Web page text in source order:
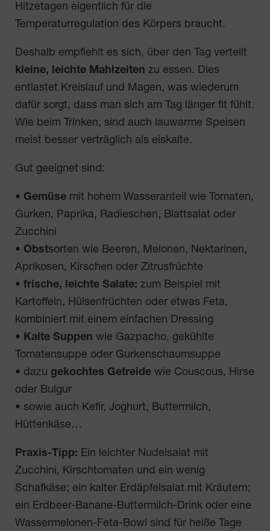
Hitzetagen eigentlich für die
Temperaturregulation des Körpers braucht.
Deshalb empfiehlt es sich, über den Tag verteilt
kleine, leichte Mahlzeiten zu essen. Dies
entlastet Kreislauf und Magen, was wiederum
dafür sorgt, dass man sich am Tag länger fit fühlt.
Wie beim Trinken, sind auch lauwarme Speisen
meist besser verträglich als eiskalte.
Gut geeignet sind:
• Gemüse mit hohem Wasseranteil wie Tomaten,
Gurken, Paprika, Radieschen, Blattsalat oder
Zucchini
• Obstsorten wie Beeren, Melonen, Nektarinen,
Aprikosen, Kirschen oder Zitrusfrüchte
• frische, leichte Salate: zum Beispiel mit
Kartoffeln, Hülsenfrüchten oder etwas Feta,
kombiniert mit einem einfachen Dressing
• Kalte Suppen wie Gazpacho, gekühlte
Tomatensuppe oder Gurkenschaumsuppe
• dazu gekochtes Getreide wie Couscous, Hirse
oder Bulgur
• sowie auch Kefir, Joghurt, Buttermilch,
Hüttenkäse…
Praxis-Tipp: Ein leichter Nudelsalat mit
Zucchini, Kirschtomaten und ein wenig
Schafkäse; ein kalter Erdäpfelsalat mit Kräutern;
ein Erdbeer-Banane-Buttermilch-Drink oder eine
Wassermelonen-Feta-Bowl sind für heiße Tage